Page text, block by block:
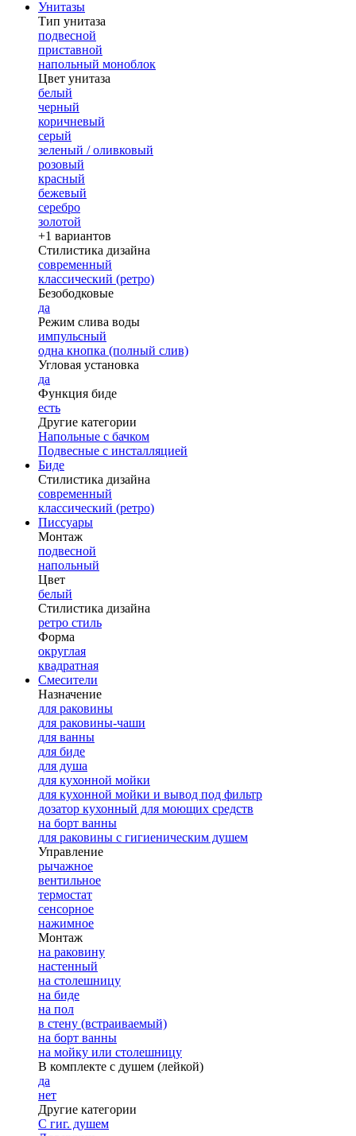
Унитазы
Тип унитаза
подвесной
приставной
напольный моноблок
Цвет унитаза
белый
черный
коричневый
серый
зеленый / оливковый
розовый
красный
бежевый
серебро
золотой
+1 вариантов
Стилистика дизайна
современный
классический (ретро)
Безободковые
да
Режим слива воды
импульсный
одна кнопка (полный слив)
Угловая установка
да
Функция биде
есть
Другие категории
Напольные с бачком
Подвесные с инсталляцией
Биде
Стилистика дизайна
современный
классический (ретро)
Писсуары
Монтаж
подвесной
напольный
Цвет
белый
Стилистика дизайна
ретро стиль
Форма
округлая
квадратная
Смесители
Назначение
для раковины
для раковины-чаши
для ванны
для биде
для душа
для кухонной мойки
для кухонной мойки и вывод под фильтр
дозатор кухонный для моющих средств
на борт ванны
для раковины с гигиеническим душем
Управление
рычажное
вентильное
термостат
сенсорное
нажимное
Монтаж
на раковину
настенный
на столешницу
на биде
на пол
в стену (встраиваемый)
на борт ванны
на мойку или столешницу
В комплекте с душем (лейкой)
да
нет
Другие категории
С гиг. душем